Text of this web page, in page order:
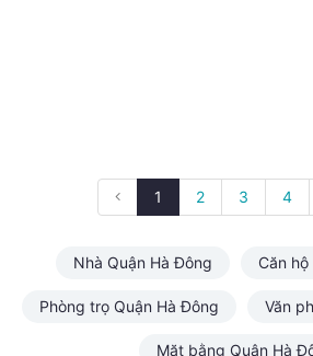
1 2 3 4
Nhà Quận Hà Đông Căn
Phòng trọ Quận Hà Đông Văn
Mặt bằng Quận Hà